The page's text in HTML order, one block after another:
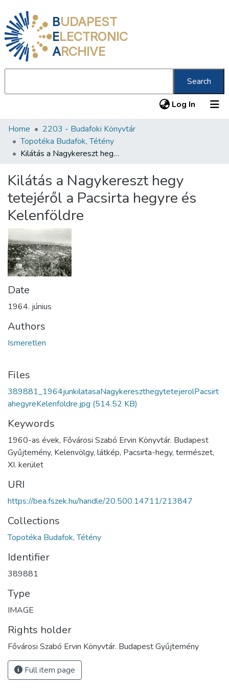
BUDAPEST
ELECTRONIC
ARCHIVE
Search
Log In (current)
Communities & Collections
All of DSpace
About us
Home
2203 - Budafoki Könyvtár
Topotéka Budafok, Tétény
Kilátás a Nagykereszt hegy tetejéről a Pacsirta hegyre és Kelenföldre
Kilátás a Nagykereszt hegy
tetejéről a Pacsirta hegyre és
Kelenföldre
Date
1964. június
Authors
Ismeretlen
Files
389881_1964junkilatasaNagykereszthegytetejerolPacsirt
ahegyreKelenfoldre.jpg (514.52 KB)
Keywords
1960-as évek, Fővárosi Szabó Ervin Könyvtár. Budapest
Gyűjtemény, Kelenvölgy, látkép, Pacsirta-hegy, természet,
XI. kerület
URI
https://bea.fszek.hu/handle/20.500.14711/213847
Collections
Topotéka Budafok, Tétény
Identifier
389881
Type
IMAGE
Rights holder
Fővárosi Szabó Ervin Könyvtár. Budapest Gyűjtemény
Full item page